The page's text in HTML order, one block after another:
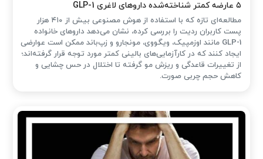
۵ عارضه کمتر شناخته‌شده داروهای لاغری GLP-1
مطالعه‌ای تازه که با استفاده از هوش مصنوعی بیش از ۴۱۰ هزار
پست کاربران ردیت را بررسی کرده، نشان می‌دهد داروهای خانواده
GLP-1 مانند اوزمپیک، ویگووی، مونجارو و زپ‌باند ممکن است عوارضی
ایجاد کنند که در کارآزمایی‌های بالینی کمتر مورد توجه قرار گرفته‌اند؛
از تغییرات قاعدگی و ریزش مو گرفته تا اختلال در حس چشایی و
کاهش حجم چربی صورت.